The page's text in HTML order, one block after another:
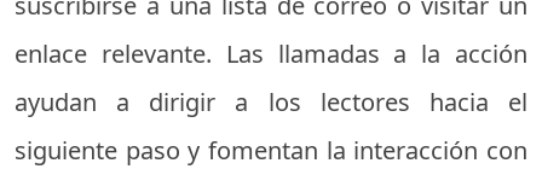
enlace relevante. Las llamadas a la acción
ayudan a dirigir a los lectores hacia el
siguiente paso y fomentan la interacción con